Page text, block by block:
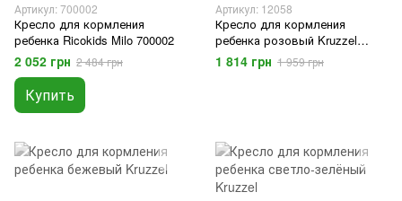
Артикул: 700002
Кресло для кормления
ребенка Ricokids Milo 700002
2 052 грн 2 484 грн
Купить
Артикул: 12058
Кресло для кормления
ребенка розовый Kruzzel
12058
1 814 грн 1 959 грн